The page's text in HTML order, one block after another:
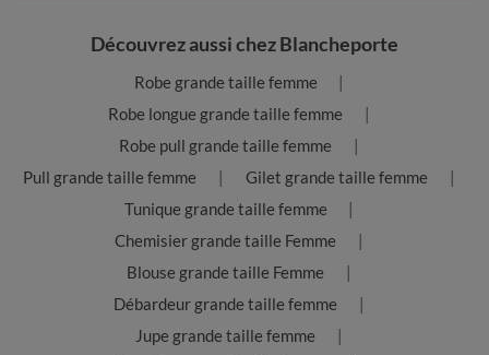
Découvrez aussi chez Blancheporte
Robe grande taille femme
Robe longue grande taille femme
Robe pull grande taille femme
Pull grande taille femme
Gilet grande taille femme
Tunique grande taille femme
Chemisier grande taille Femme
Blouse grande taille Femme
Débardeur grande taille femme
Jupe grande taille femme